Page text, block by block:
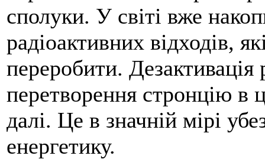
сполуки. У світі вже
радіоактивних відходів,
переробити. Дезактивація
перетворення стронцію в
далі. Це в значній мірі
енергетику.